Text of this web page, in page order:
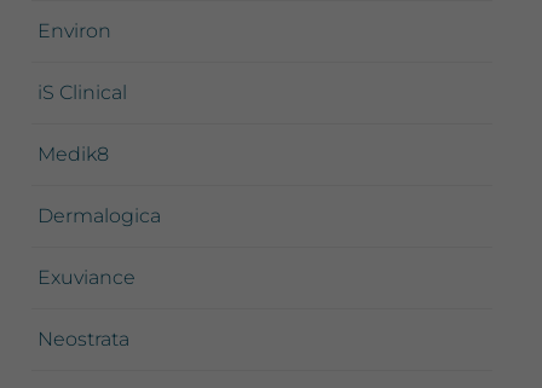
Environ
iS Clinical
Medik8
Dermalogica
Exuviance
Neostrata